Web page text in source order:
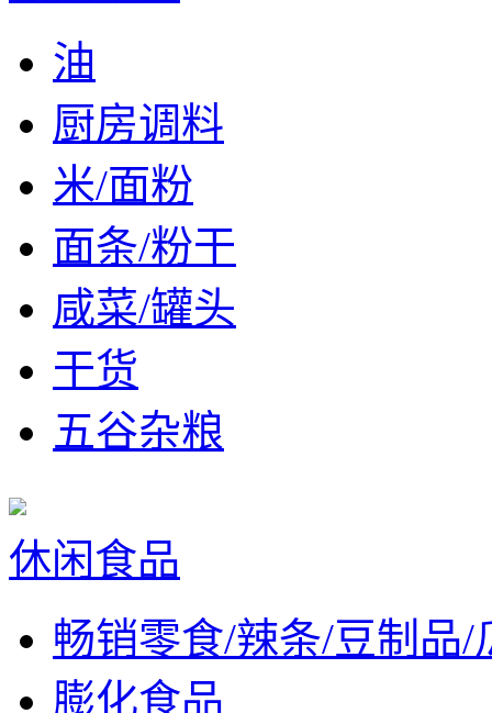
油
厨房调料
米/面粉
面条/粉干
咸菜/罐头
干货
五谷杂粮
休闲食品
畅销零食/辣条/豆制品/
膨化食品